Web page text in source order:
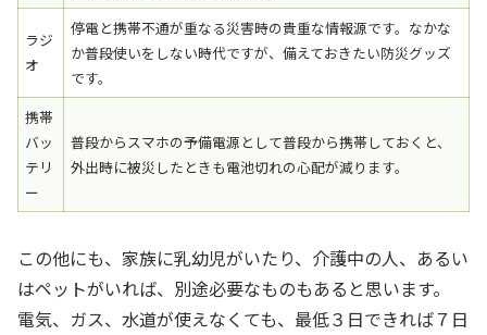
ラジ
オ
停電と携帯不通が重なる災害時の貴重な情報源です。なかな
か普段使いをしない時代ですが、備えておきたい防災グッズ
です。
携帯
バッ
テリ
ー
普段からスマホの予備電源として普段から携帯しておくと、
外出時に被災したときも電池切れの心配が減ります。
この他にも、家族に乳幼児がいたり、介護中の人、あるい
はペットがいれば、別途必要なものもあると思います。
電気、ガス、水道が使えなくても、最低３日できれば７日